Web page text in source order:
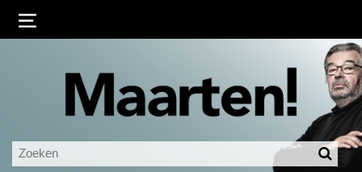
Ingelogd blijven